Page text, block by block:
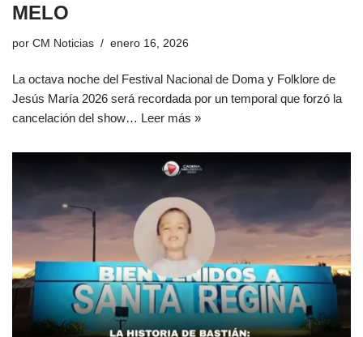
MELO
por CM Noticias enero 16, 2026
La octava noche del Festival Nacional de Doma y Folklore de
Jesús María 2026 será recordada por un temporal que forzó la
cancelación del show… Leer más »